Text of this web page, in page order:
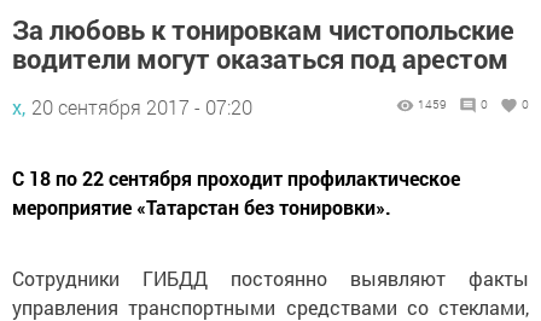
За любовь к тонировкам чистопольские
водители могут оказаться под арестом
х, 20 сентября 2017 - 07:20 1459 0 0
С 18 по 22 сентября проходит профилактическое
мероприятие «Татарстан без тонировки».
Сотрудники ГИБДД постоянно выявляют факты
управления транспортными средствами со стеклами,